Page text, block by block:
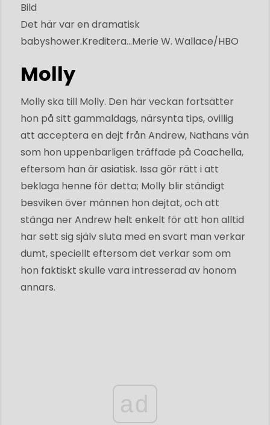
Bild
Det här var en dramatisk
babyshower.Kreditera...Merie W. Wallace/HBO
Molly
Molly ska till Molly. Den här veckan fortsätter
hon på sitt gammaldags, närsynta tips, ovillig
att acceptera en dejt från Andrew, Nathans vän
som hon uppenbarligen träffade på Coachella,
eftersom han är asiatisk. Issa gör rätt i att
beklaga henne för detta; Molly blir ständigt
besviken över männen hon dejtat, och att
stänga ner Andrew helt enkelt för att hon alltid
har sett sig själv sluta med en svart man verkar
dumt, speciellt eftersom det verkar som om
hon faktiskt skulle vara intresserad av honom
annars.
ad